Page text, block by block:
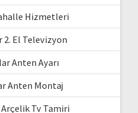
Hizmetleri
2. El Televizyon
Anten Ayarı
Anten Montaj
Arçelik Tv Tamiri